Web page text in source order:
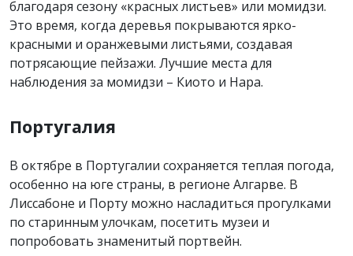
благодаря сезону «красных листьев» или момидзи.
Это время, когда деревья покрываются ярко-
красными и оранжевыми листьями, создавая
потрясающие пейзажи. Лучшие места для
наблюдения за момидзи – Киото и Нара.
Португалия
В октябре в Португалии сохраняется теплая погода,
особенно на юге страны, в регионе Алгарве. В
Лиссабоне и Порту можно насладиться прогулками
по старинным улочкам, посетить музеи и
попробовать знаменитый портвейн.